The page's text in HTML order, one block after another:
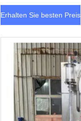
Erhalten Sie besten Preis